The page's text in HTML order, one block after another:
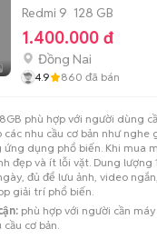
Redmi 9 128 GB
1.400.000 đ
Đồng Nai
4.9 860 đã bán
phù hợp với người dùng
nhu cầu cơ bản như nghe
ứng dụng phổ biến. Khi mua
đẹp và ít lỗi vặt. Dung lượng
đủ để lưu ảnh, video
giải trí phổ biến.
phù hợp với người cần
cầu cơ bản.